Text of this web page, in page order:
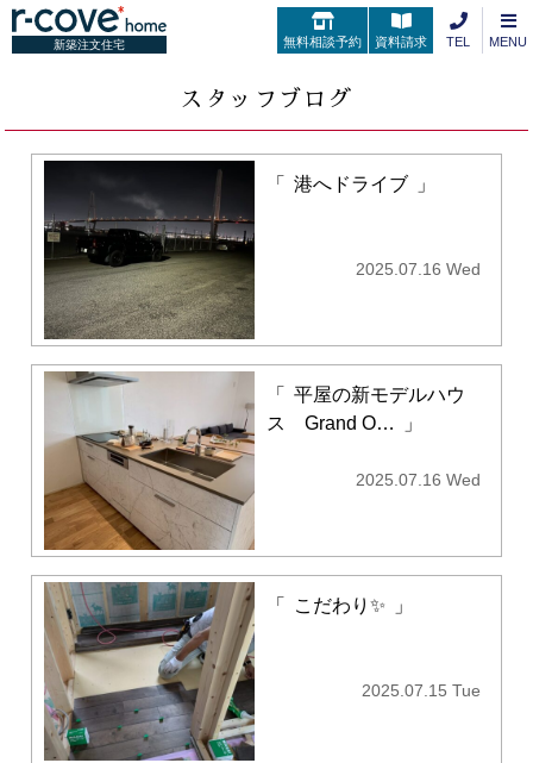
新築注文住宅 無料相談予約 資料請求 TEL MENU
スタッフブログ
「 港へドライブ 」
2025.07.16 Wed
「
平屋の新モデルハウ
ス Grand O…
」
2025.07.16 Wed
「 こだわり✨ 」
2025.07.15 Tue